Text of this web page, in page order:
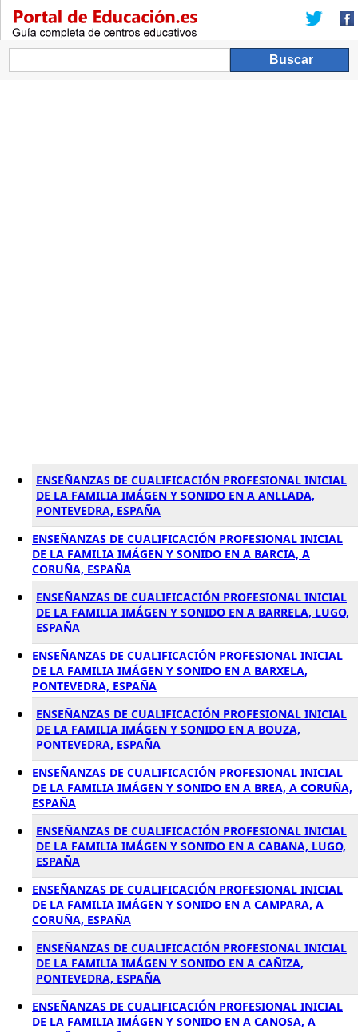
ENSEÑANZAS DE CUALIFICACIÓN PROFESIONAL INICIAL
DE LA FAMILIA IMÁGEN Y SONIDO EN A ANLLADA,
PONTEVEDRA, ESPAÑA
ENSEÑANZAS DE CUALIFICACIÓN PROFESIONAL INICIAL
DE LA FAMILIA IMÁGEN Y SONIDO EN A BARCIA, A
CORUÑA, ESPAÑA
ENSEÑANZAS DE CUALIFICACIÓN PROFESIONAL INICIAL
DE LA FAMILIA IMÁGEN Y SONIDO EN A BARRELA, LUGO,
ESPAÑA
ENSEÑANZAS DE CUALIFICACIÓN PROFESIONAL INICIAL
DE LA FAMILIA IMÁGEN Y SONIDO EN A BARXELA,
PONTEVEDRA, ESPAÑA
ENSEÑANZAS DE CUALIFICACIÓN PROFESIONAL INICIAL
DE LA FAMILIA IMÁGEN Y SONIDO EN A BOUZA,
PONTEVEDRA, ESPAÑA
ENSEÑANZAS DE CUALIFICACIÓN PROFESIONAL INICIAL
DE LA FAMILIA IMÁGEN Y SONIDO EN A BREA, A CORUÑA,
ESPAÑA
ENSEÑANZAS DE CUALIFICACIÓN PROFESIONAL INICIAL
DE LA FAMILIA IMÁGEN Y SONIDO EN A CABANA, LUGO,
ESPAÑA
ENSEÑANZAS DE CUALIFICACIÓN PROFESIONAL INICIAL
DE LA FAMILIA IMÁGEN Y SONIDO EN A CAMPARA, A
CORUÑA, ESPAÑA
ENSEÑANZAS DE CUALIFICACIÓN PROFESIONAL INICIAL
DE LA FAMILIA IMÁGEN Y SONIDO EN A CAÑIZA,
PONTEVEDRA, ESPAÑA
ENSEÑANZAS DE CUALIFICACIÓN PROFESIONAL INICIAL
DE LA FAMILIA IMÁGEN Y SONIDO EN A CANOSA, A